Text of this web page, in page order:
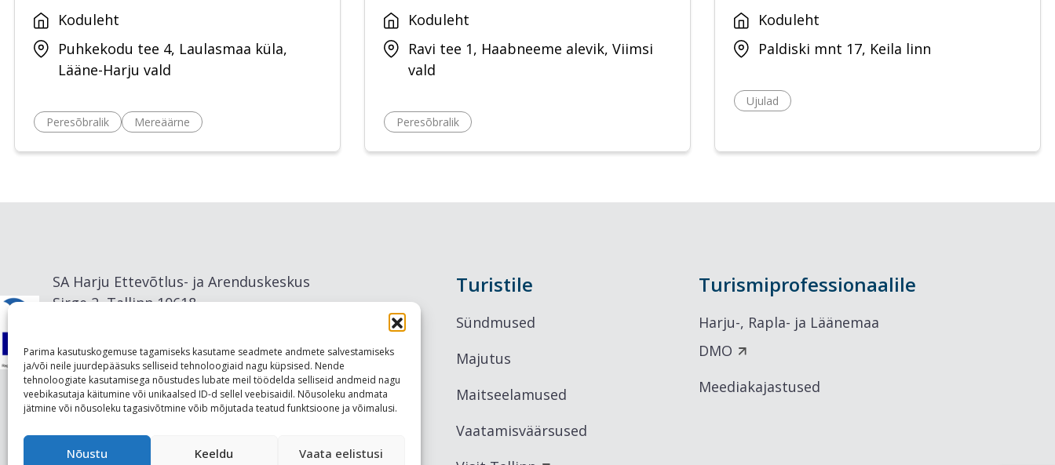
Parima kasutuskogemuse tagamiseks kasutame seadmete andmete salvestamiseks
ja/või neile juurdepääsuks selliseid tehnoloogiaid nagu küpsised. Nende
tehnoloogiate kasutamisega nõustudes lubate meil töödelda selliseid andmeid nagu
veebikasutaja käitumine või unikaalsed ID-d sellel veebisaidil. Nõusoleku andmata
jätmine või nõusoleku tagasivõtmine võib mõjutada teatud funktsioone ja võimalusi.
Nõustu Keeldu Vaata eelistusi
Koduleht
Puhkekodu tee 4, Laulasmaa küla,
Lääne-Harju vald
Peresõbralik Mereäärne
Koduleht
Ravi tee 1, Haabneeme alevik, Viimsi
vald
Peresõbralik
Koduleht
Paldiski mnt 17, Keila linn
Ujulad
SA Harju Ettevõtlus- ja Arenduskeskus
Sirge 2, Tallinn 10618
Turistile
Sündmused
Majutus
Maitseelamused
Vaatamisväärsused
Turismiprofessionaalile
Harju-, Rapla- ja Läänemaa
DMO
Meediakajastused